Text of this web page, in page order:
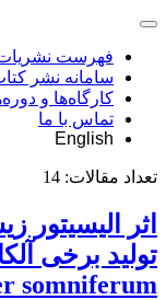
فهرست
سامانه نشر
کارگاه‌ها و
تماس با ما
English
تعداد مقالات: 14
اثر الیسیتور
somniferum